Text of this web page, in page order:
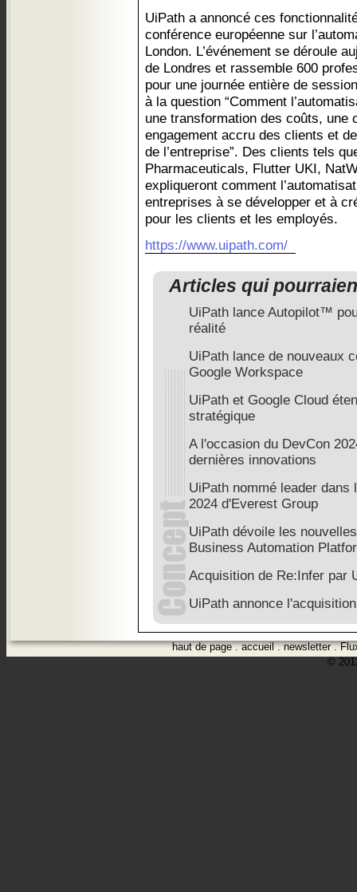
UiPath a annoncé ces
conférence européenne sur
London. L’événement se déroule
de Londres et rassemble 600
pour une journée entière de
à la question “Comment
une transformation des coûts, une
engagement accru des clients et
de l’entreprise”. Des clients tels
Pharmaceuticals, Flutter UKI,
expliqueront comment
entreprises à se développer et à
pour les clients et les employés.
https://www.uipath.com/
Articles qui
UiPath lance Autopilot™
réalité
UiPath lance de nouveaux
Google Workspace
UiPath et Google Cloud
stratégique
A l'occasion du DevCon
dernières innovations
UiPath nommé leader
2024 d'Everest Group
UiPath dévoile les
Business Automation
Acquisition de Re:Infer par
UiPath annonce
haut de page.accueil.newsletter.
©